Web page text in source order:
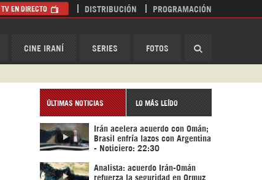
CINE IRANÍ SERIES FOTOS
TV EN DIRECTO DISTRIBUCIÓN PROGRAMACIÓN
ÚLTIMAS NOTICIAS LO MÁS LEÍDO
Irán acelera acuerdo con Omán;
Brasil enfría lazos con Argentina
- Noticiero: 22:30
Analista: acuerdo Irán-Omán
refuerza la seguridad en Ormuz